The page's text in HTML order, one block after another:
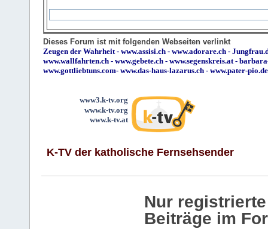
Dieses Forum ist mit folgenden Webseiten verlinkt
Zeugen der Wahrheit- www.assisi.ch - www.adorare.ch -
www.wallfahrten.ch - www.gebete.ch - www.segenskreis.at-
www.gottliebtuns.com- www.das-haus-lazarus.ch - www.pater-pio.de
www3.k-tv.org
www.k-tv.org
www.k-tv.at
K-TV der katholische Fernsehsender
Nur
Beiträge im